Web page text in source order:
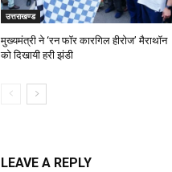
उत्तराखण्ड
मुख्यमंत्री ने ‘रन फॉर कारगिल हीरोज’ मैराथॉन
को दिखायी हरी झंडी
LEAVE A REPLY